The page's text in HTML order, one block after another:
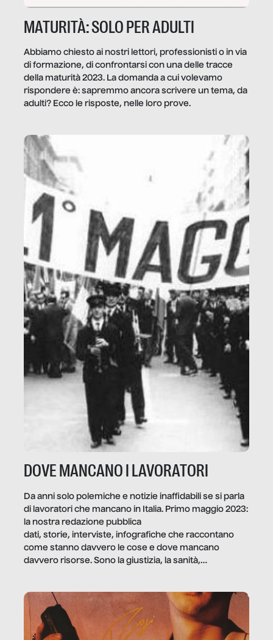
MATURITÀ: SOLO PER ADULTI
Abbiamo chiesto ai nostri lettori, professionisti o in via
di formazione, di confrontarsi con una delle tracce
della maturità 2023. La domanda a cui volevamo
rispondere è: sapremmo ancora scrivere un tema, da
adulti? Ecco le risposte, nelle loro prove.
DOVE MANCANO I LAVORATORI
Da anni solo polemiche e notizie inaffidabili se si parla
di lavoratori che mancano in Italia. Primo maggio 2023:
la nostra redazione pubblica
dati, storie, interviste, infografiche che raccontano
come stanno davvero le cose e dove mancano
davvero risorse. Sono la giustizia, la sanità,